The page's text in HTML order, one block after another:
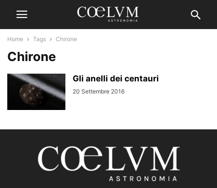
Home Tags Chirone
Chirone
Gli anelli dei centauri
20 Settembre 2016